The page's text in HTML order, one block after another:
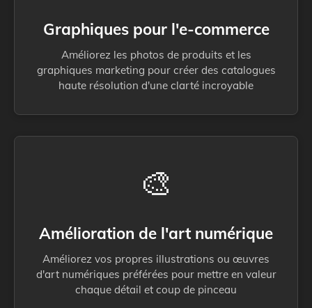
Graphiques pour l'e-commerce
Améliorez les photos de produits et les
graphiques marketing pour créer des catalogues
haute résolution d'une clarté incroyable
🎨
Amélioration de l'art numérique
Améliorez vos propres illustrations ou œuvres
d'art numériques préférées pour mettre en valeur
chaque détail et coup de pinceau